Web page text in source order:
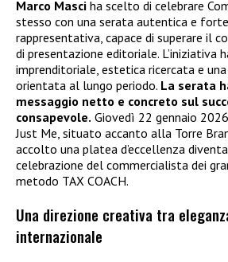
Marco Masci ha scelto di celebrare
stesso con una serata autentica e
rappresentativa, capace di superare il
di presentazione editoriale. L’iniziativa
imprenditoriale, estetica ricercata e
orientata al lungo periodo. La serata
messaggio netto e concreto sul
consapevole. Giovedì 22 gennaio
Just Me, situato accanto alla Torre
accolto una platea d’eccellenza
celebrazione del commercialista dei
metodo TAX COACH.
Una direzione creativa tra
internazionale